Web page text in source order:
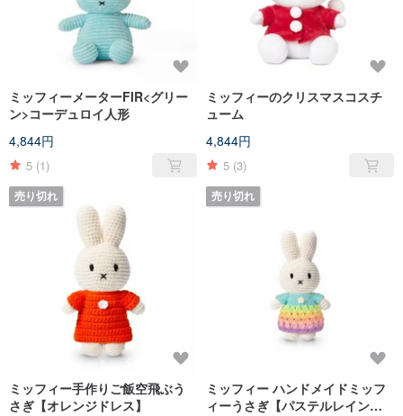
ミッフィーメーターFIR<グリー
ン>コーデュロイ人形
4,844円
5 (1)
ミッフィーのクリスマスコスチ
ューム
4,844円
5 (3)
売り切れ
ミッフィー手作りご飯空飛ぶう
さぎ【オレンジドレス】
売り切れ
ミッフィー ハンドメイドミッフ
ィーうさぎ【パステルレインボ